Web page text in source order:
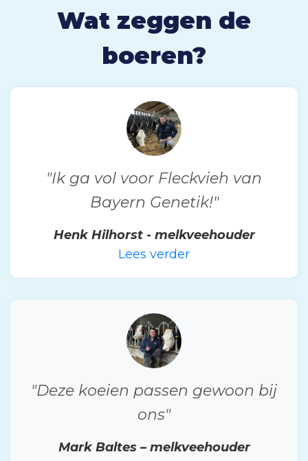
Wat zeggen de
boeren?
"Ik ga vol voor Fleckvieh van
Bayern Genetik!"
Henk Hilhorst - melkveehouder
Lees verder
"Deze koeien passen gewoon bij
ons"
Mark Baltes – melkveehouder